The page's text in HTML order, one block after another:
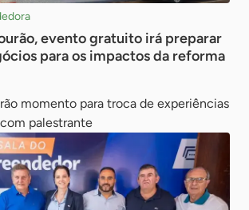
evento gratuito irá preparar
para os impactos da reforma
momento para troca de experiências
palestrante